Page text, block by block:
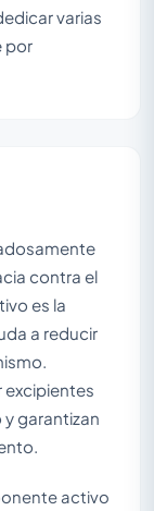
varias
por
contra el
es la
a reducir
excipientes
garantizan
activo